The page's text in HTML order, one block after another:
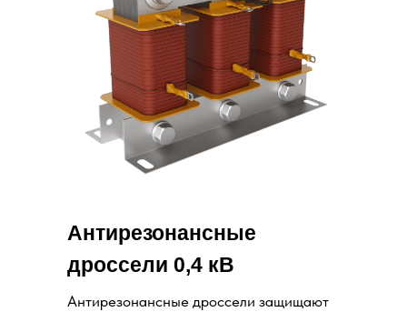
Антирезонансные
дроссели 0,4 кВ
Антирезонансные дроссели защищают